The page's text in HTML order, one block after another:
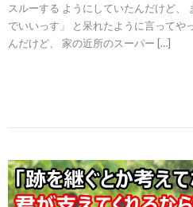
スルーする ようにしていたんだけど、
でいいっす」 と呆れたように言ってや
んだけど、 家の近所のスーパー […]